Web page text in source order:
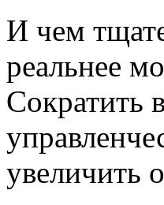
И чем
реальнее
Сократить
увеличить